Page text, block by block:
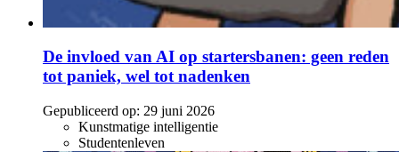
De invloed van AI op startersbanen: geen reden
tot paniek, wel tot nadenken
Gepubliceerd op: 29 juni 2026
Kunstmatige intelligentie
Studentenleven